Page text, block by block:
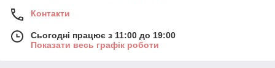
Контакти
Сьогодні працює з 11:00 до 19:00
Показати весь графік роботи